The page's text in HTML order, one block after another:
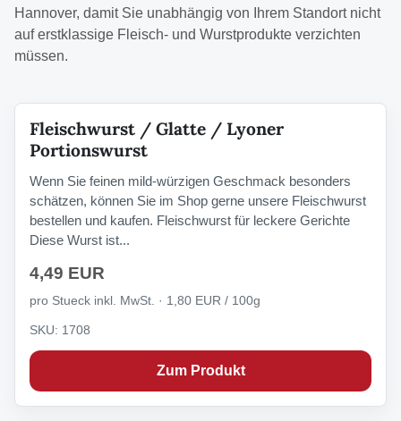
Hannover, damit Sie unabhängig von Ihrem Standort nicht
auf erstklassige Fleisch- und Wurstprodukte verzichten
müssen.
Fleischwurst / Glatte / Lyoner
Portionswurst
Wenn Sie feinen mild-würzigen Geschmack besonders
schätzen, können Sie im Shop gerne unsere Fleischwurst
bestellen und kaufen. Fleischwurst für leckere Gerichte
Diese Wurst ist...
4,49 EUR
pro Stueck inkl. MwSt. · 1,80 EUR / 100g
SKU: 1708
Zum Produkt